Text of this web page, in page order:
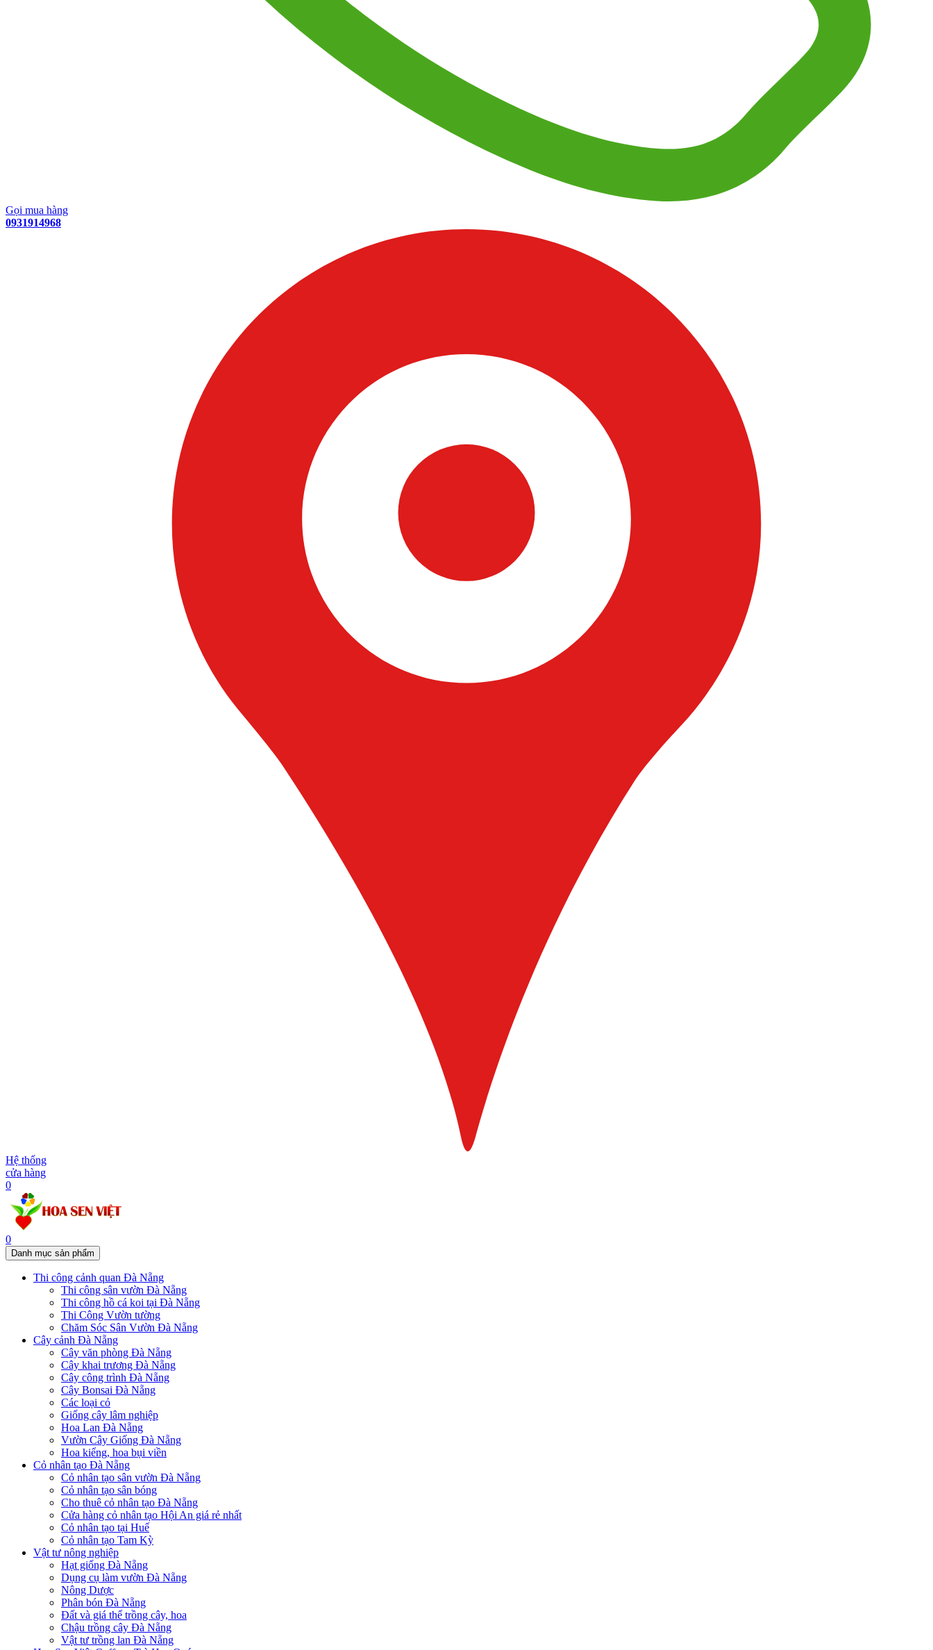
Gọi mua hàng
0931914968
Hệ thống
cửa hàng
0
0
Danh mục sản phẩm
Thi công cảnh quan Đà Nẵng
Thi công sân vườn Đà Nẵng
Thi công hồ cá koi tại Đà Nẵng
Thi Công Vườn tường
Chăm Sóc Sân Vườn Đà Nẵng
Cây cảnh Đà Nẵng
Cây văn phòng Đà Nẵng
Cây khai trương Đà Nẵng
Cây công trình Đà Nẵng
Cây Bonsai Đà Nẵng
Các loại cỏ
Giống cây lâm nghiệp
Hoa Lan Đà Nẵng
Vườn Cây Giống Đà Nẵng
Hoa kiểng, hoa bụi viền
Cỏ nhân tạo Đà Nẵng
Cỏ nhân tạo sân vườn Đà Nẵng
Cỏ nhân tạo sân bóng
Cho thuê cỏ nhân tạo Đà Nẵng
Cửa hàng cỏ nhân tạo Hội An giá rẻ nhất
Cỏ nhân tạo tại Huế
Cỏ nhân tạo Tam Kỳ
Vật tư nông nghiệp
Hạt giống Đà Nẵng
Dụng cụ làm vườn Đà Nẵng
Nông Dược
Phân bón Đà Nẵng
Đất và giá thể trồng cây, hoa
Chậu trồng cây Đà Nẵng
Vật tư trồng lan Đà Nẵng